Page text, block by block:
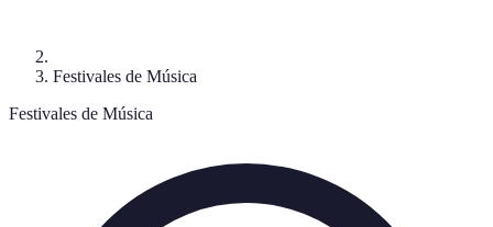
Festivales de Música
Festivales de Música